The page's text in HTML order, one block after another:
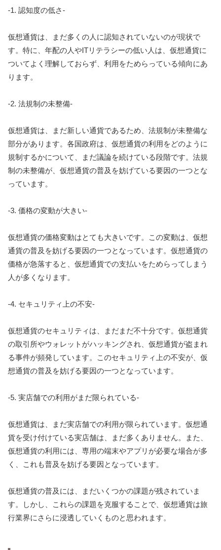
-1. 認知度の低さ-
仮想通貨は、まだ多くの人に認知されていないのが現状で
す。特に、年配の人やITリテラシーの低い人は、仮想通貨に
ついてよく理解しておらず、利用をためらっている傾向にあ
ります。
-2. 法規制の未整備-
仮想通貨は、まだ新しい通貨であるため、法規制が未整備な
部分があります。各国政府は、仮想通貨の利用をどのように
規制するかについて、まだ議論を続けている段階です。法規
制の未整備が、仮想通貨の普及を妨げている要因の一つとな
っています。
-3. 価格の変動が大きい-
仮想通貨の価格変動はとても大きいです。この変動は、仮想
通貨の普及を妨げる要因の一つとなっています。仮想通貨の
価格が急落すると、仮想通貨での支払いをためらってしまう
人が多くなります。
-4. セキュリティ上の不安-
仮想通貨のセキュリティは、まだまだ不十分です。仮想通貨
の取引所やウォレットがハッキングされ、仮想通貨が盗まれ
る事件が頻発しています。このセキュリティ上の不安が、仮
想通貨の普及を妨げる要因の一つとなっています。
-5. 実店舗での利用がまだ限られている-
仮想通貨は、まだ実店舗での利用が限られています。仮想通
貨を受け付けている実店舗は、まだ多くありません。また、
仮想通貨の利用には、専用の端末やアプリが必要な場合が多
く、これも普及を妨げる要因となっています。
仮想通貨の普及には、まだいくつかの課題が残されていま
す。しかし、これらの課題を克服することで、仮想通貨は旅
行業界にさらに浸透していくものと思われます。